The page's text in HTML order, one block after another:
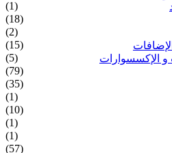
(1)
(18)
(2)
(15)
و الإكسسوارات
(5)
(79)
(35)
(1)
(10)
(1)
(1)
(57)